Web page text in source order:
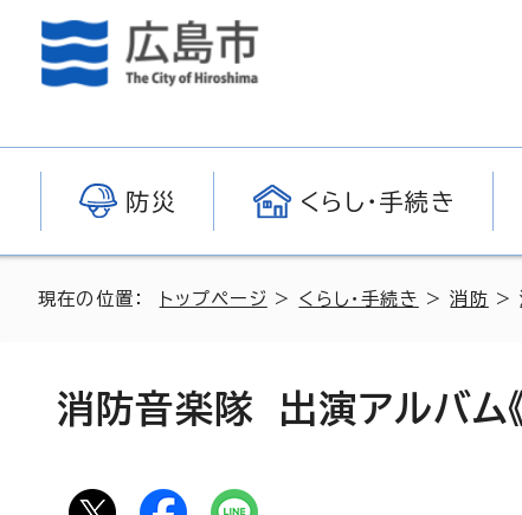
防災 くらし・手続き
現在の位置： トップページ > くらし・手続き >消防 >
消防音楽隊 出演アルバム